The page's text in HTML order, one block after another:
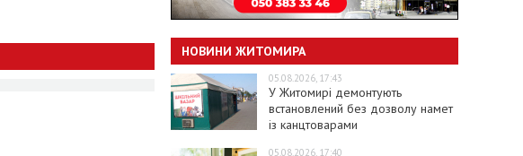
НОВИНИ ЖИТОМИРА
05.08.2026, 17:43
У Житомирі демонтують
встановлений без дозволу намет
із канцтоварами
05.08.2026, 17:40